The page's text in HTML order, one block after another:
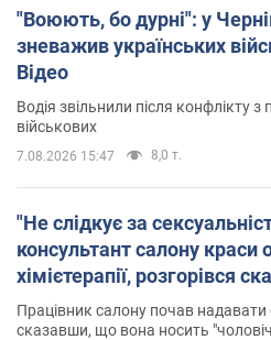
"Воюють, бо дурні": у
зневажив українських
Відео
Водія звільнили після конфлікту
військових
7.08.2026 15:47 8,0 т.
"Не слідкує за
консультант салону краси
хімієтерапії, розгорівся
Працівник салону почав надавати
сказавши, що вона носить